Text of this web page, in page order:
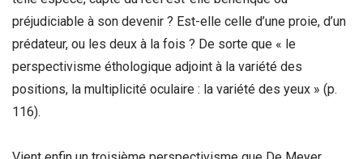
préjudiciable à son devenir ? Est-elle celle d’une proie, d’un
prédateur, ou les deux à la fois ? De sorte que « le
perspectivisme éthologique adjoint à la variété des
positions, la multiplicité oculaire : la variété des yeux » (p.
116).